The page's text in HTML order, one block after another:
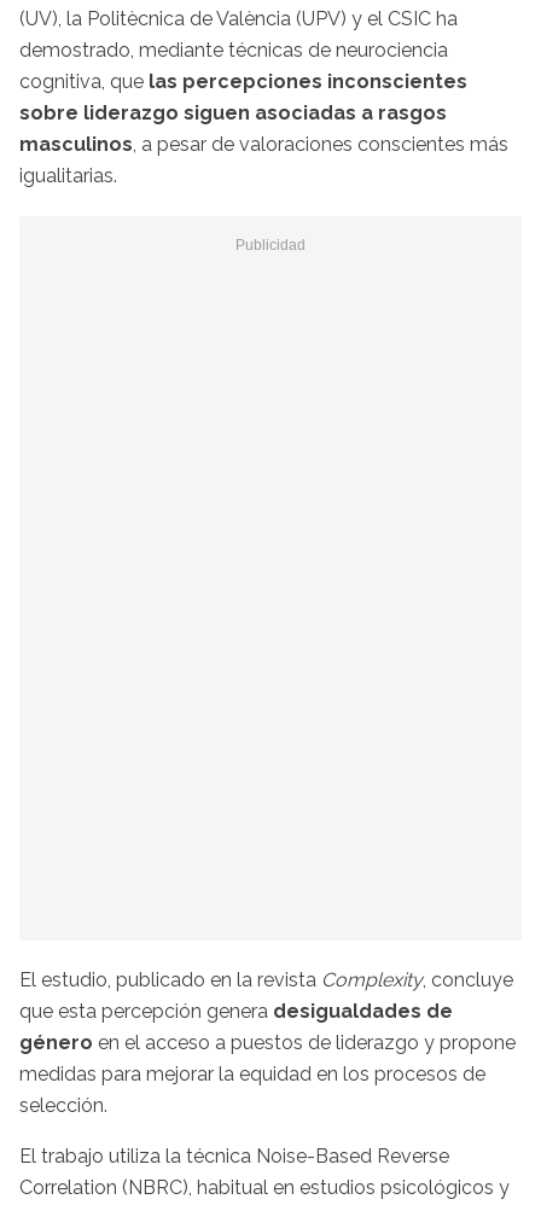
(UV), la Politècnica de València (UPV) y el CSIC ha
demostrado, mediante técnicas de neurociencia
cognitiva, que las percepciones inconscientes
sobre liderazgo siguen asociadas a rasgos
masculinos, a pesar de valoraciones conscientes más
igualitarias.
El estudio, publicado en la revista Complexity, concluye
que esta percepción genera desigualdades de
género en el acceso a puestos de liderazgo y propone
medidas para mejorar la equidad en los procesos de
selección.
El trabajo utiliza la técnica Noise-Based Reverse
Correlation (NBRC), habitual en estudios psicológicos y